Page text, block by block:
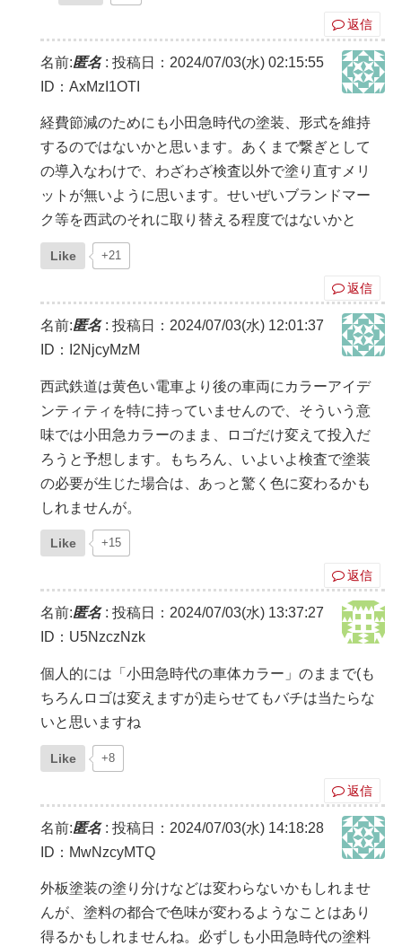
返信
名前:匿名: 投稿日：2024/07/03(水) 02:15:55
ID：AxMzI1OTI
経費節減のためにも小田急時代の塗装、形式を維持
するのではないかと思います。あくまで繋ぎとして
の導入なわけで、わざわざ検査以外で塗り直すメリ
ットが無いように思います。せいぜいブランドマー
ク等を西武のそれに取り替える程度ではないかと
Like +21
返信
名前:匿名: 投稿日：2024/07/03(水) 12:01:37
ID：I2NjcyMzM
西武鉄道は黄色い電車より後の車両にカラーアイデ
ンティティを特に持っていませんので、そういう意
味では小田急カラーのまま、ロゴだけ変えて投入だ
ろうと予想します。もちろん、いよいよ検査で塗装
の必要が生じた場合は、あっと驚く色に変わるかも
しれませんが。
Like +15
返信
名前:匿名: 投稿日：2024/07/03(水) 13:37:27
ID：U5NzczNzk
個人的には「小田急時代の車体カラー」のままで(も
ちろんロゴは変えますが)走らせてもバチは当たらな
いと思いますね
Like +8
返信
名前:匿名: 投稿日：2024/07/03(水) 14:18:28
ID：MwNzcyMTQ
外板塗装の塗り分けなどは変わらないかもしれませ
んが、塗料の都合で色味が変わるようなことはあり
得るかもしれませんね。必ずしも小田急時代の塗料